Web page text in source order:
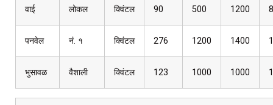
वाई लोकल क्विंटल 90 500 1200
पनवेल नं. १ क्विंटल 276 1200 1400
भुसावळ वैशाली क्विंटल 123 1000 1000